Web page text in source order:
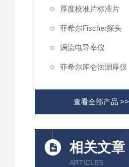
厚度校准片标准片
菲希尔Fischer探头
涡流电导率仪
菲希尔库仑法测厚仪
查看全部产品 >>
相关文章
ARTICLES